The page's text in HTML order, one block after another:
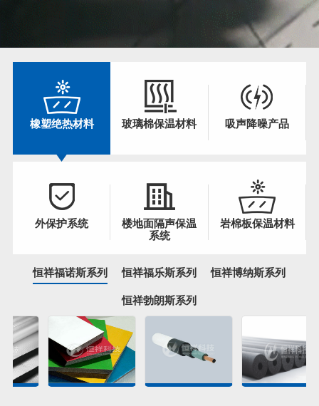
橡塑绝热材料 玻璃棉保温材料 吸声降噪产品
外保护系统
楼地面隔声保温
系统
岩棉板保温材料
恒祥福诺斯系列 恒祥福乐斯系列 恒祥博纳斯系列
恒祥勃朗斯系列